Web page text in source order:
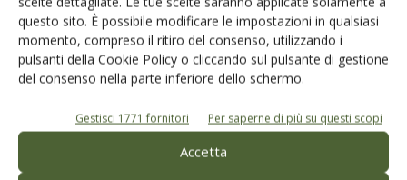
questo sito. È possibile modificare le impostazioni in qualsiasi
momento, compreso il ritiro del consenso, utilizzando i
pulsanti della Cookie Policy o cliccando sul pulsante di gestione
del consenso nella parte inferiore dello schermo.
Gestisci 1771 fornitori Per saperne di più su questi scopi
Accetta
idrico
Ad essereinfluenzate dalle condizioni ambientali sono
particolare, le alte temperature, durante il periodo che va
dall’allegagione alla maturazione delle drupe, possono
determinare un decremento nel contenuto di acido oleico,